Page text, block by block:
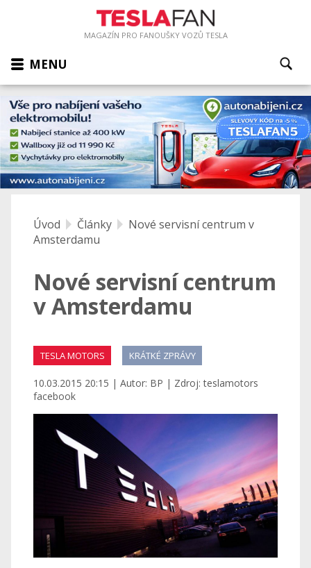
MAGAZÍN PRO FANOUŠKY VOZŮ TESLA
MENU
Úvod Články
Nové servisní centrum v
Amsterdamu
Nové servisní centrum
v Amsterdamu
TESLA MOTORS KRÁTKÉ ZPRÁVY
10.03.2015 20:15 | Autor: BP | Zdroj: teslamotors
facebook